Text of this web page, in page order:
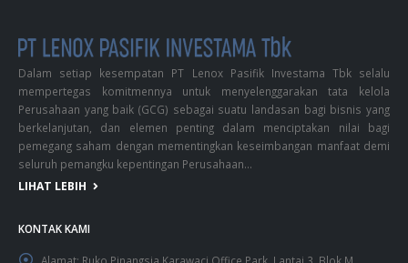
Dalam setiap kesempatan PT Lenox Pasifik Investama Tbk selalu
mempertegas komitmennya untuk menyelenggarakan tata kelola
Perusahaan yang baik (GCG) sebagai suatu landasan bagi bisnis yang
berkelanjutan, dan elemen penting dalam menciptakan nilai bagi
pemegang saham dengan mementingkan keseimbangan manfaat demi
seluruh pemangku kepentingan Perusahaan...
LIHAT LEBIH
KONTAK KAMI